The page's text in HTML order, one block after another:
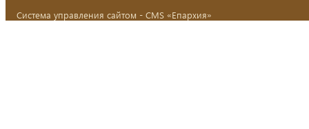
Система управления сайтом - CMS «Епархия»